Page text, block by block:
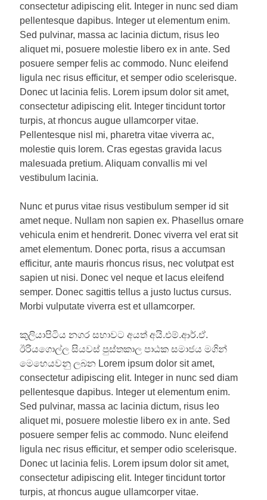
consectetur adipiscing elit. Integer in nunc sed diam
pellentesque dapibus. Integer ut elementum enim.
Sed pulvinar, massa ac lacinia dictum, risus leo
aliquet mi, posuere molestie libero ex in ante. Sed
posuere semper felis ac commodo. Nunc eleifend
ligula nec risus efficitur, et semper odio scelerisque.
Donec ut lacinia felis. Lorem ipsum dolor sit amet,
consectetur adipiscing elit. Integer tincidunt tortor
turpis, at rhoncus augue ullamcorper vitae.
Pellentesque nisl mi, pharetra vitae viverra ac,
molestie quis lorem. Cras egestas gravida lacus
malesuada pretium. Aliquam convallis mi vel
vestibulum lacinia.
Nunc et purus vitae risus vestibulum semper id sit
amet neque. Nullam non sapien ex. Phasellus ornare
vehicula enim et hendrerit. Donec viverra vel erat sit
amet elementum. Donec porta, risus a accumsan
efficitur, ante mauris rhoncus risus, nec volutpat est
sapien ut nisi. Donec vel neque et lacus eleifend
semper. Donec sagittis tellus a justo luctus cursus.
Morbi vulputate viverra est et ullamcorper.
කුලියාපිටිය නගර සභාවට අයත් අයි.එම්.ආර්.ඒ.
ඊරියගොල්ල සියවස් පුස්තකාල පාඨක සමාජය මගින්
මෙහෙයවනු ලබන Lorem ipsum dolor sit amet,
consectetur adipiscing elit. Integer in nunc sed diam
pellentesque dapibus. Integer ut elementum enim.
Sed pulvinar, massa ac lacinia dictum, risus leo
aliquet mi, posuere molestie libero ex in ante. Sed
posuere semper felis ac commodo. Nunc eleifend
ligula nec risus efficitur, et semper odio scelerisque.
Donec ut lacinia felis. Lorem ipsum dolor sit amet,
consectetur adipiscing elit. Integer tincidunt tortor
turpis, at rhoncus augue ullamcorper vitae.